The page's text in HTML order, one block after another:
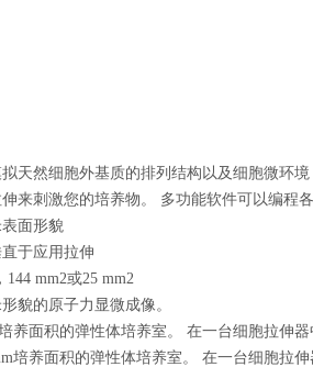
天然细胞外基质的排列结构以及细胞微环
来刺激您的培养物。 多功能软件可以编程
面形貌
于应用拉伸
mm2或25 mm2
貌的原子力显微成像。
养面积的弹性体培养室。 在一台细胞拉伸器
培养面积的弹性体培养室。 在一台细胞拉伸